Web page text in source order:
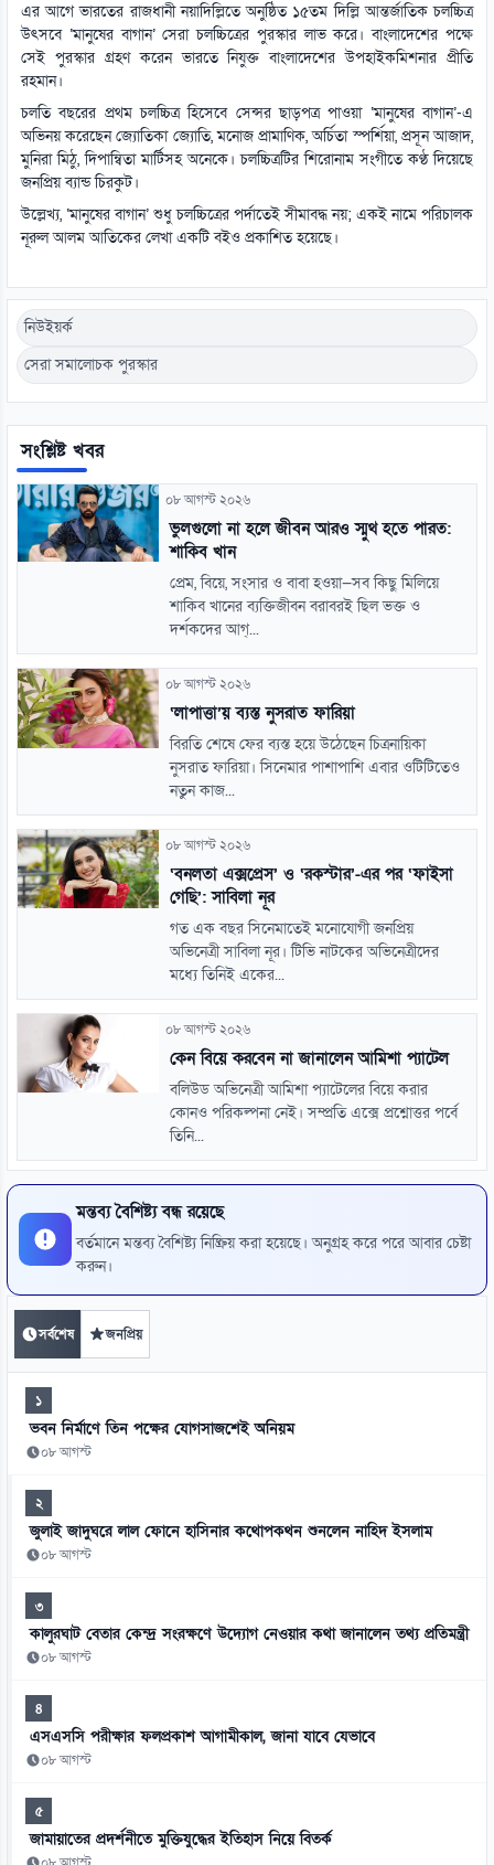
এর আগে ভারতের রাজধানী নয়াদিল্লিতে অনুষ্ঠিত ১৫তম দিল্লি আন্তর্জাতিক চলচ্চিত্র
উৎসবে ‘মানুষের বাগান’ সেরা চলচ্চিত্রের পুরস্কার লাভ করে। বাংলাদেশের পক্ষে
সেই পুরস্কার গ্রহণ করেন ভারতে নিযুক্ত বাংলাদেশের উপহাইকমিশনার প্রীতি
রহমান।
চলতি বছরের প্রথম চলচ্চিত্র হিসেবে সেন্সর ছাড়পত্র পাওয়া ‘মানুষের বাগান’-এ
অভিনয় করেছেন জ্যোতিকা জ্যোতি, মনোজ প্রামাণিক, অর্চিতা স্পর্শিয়া, প্রসূন আজাদ,
মুনিরা মিঠু, দিপান্বিতা মার্টিসহ অনেকে। চলচ্চিত্রটির শিরোনাম সংগীতে কণ্ঠ দিয়েছে
জনপ্রিয় ব্যান্ড চিরকুট।
উল্লেখ্য, ‘মানুষের বাগান’ শুধু চলচ্চিত্রের পর্দাতেই সীমাবদ্ধ নয়; একই নামে পরিচালক
নূরুল আলম আতিকের লেখা একটি বইও প্রকাশিত হয়েছে।
নিউইয়র্ক
সেরা সমালোচক পুরস্কার
সংশ্লিষ্ট খবর
০৮ আগস্ট ২০২৬
ভুলগুলো না হলে জীবন আরও স্মুথ হতে পারত:
শাকিব খান
প্রেম, বিয়ে, সংসার ও বাবা হওয়া—সব কিছু মিলিয়ে
শাকিব খানের ব্যক্তিজীবন বরাবরই ছিল ভক্ত ও
দর্শকদের আগ্...
০৮ আগস্ট ২০২৬
‘লাপাত্তা’য় ব্যস্ত নুসরাত ফারিয়া
বিরতি শেষে ফের ব্যস্ত হয়ে উঠেছেন চিত্রনায়িকা
নুসরাত ফারিয়া। সিনেমার পাশাপাশি এবার ওটিটিতেও
নতুন কাজ...
০৮ আগস্ট ২০২৬
‘বনলতা এক্সপ্রেস’ ও ‘রকস্টার’-এর পর ‘ফাইসা
গেছি’: সাবিলা নূর
গত এক বছর সিনেমাতেই মনোযোগী জনপ্রিয়
অভিনেত্রী সাবিলা নূর। টিভি নাটকের অভিনেত্রীদের
মধ্যে তিনিই একের...
০৮ আগস্ট ২০২৬
কেন বিয়ে করবেন না জানালেন আমিশা প্যাটেল
বলিউড অভিনেত্রী আমিশা প্যাটেলের বিয়ে করার
কোনও পরিকল্পনা নেই। সম্প্রতি এক্সে প্রশ্নোত্তর পর্বে
তিনি...
মন্তব্য বৈশিষ্ট্য বন্ধ রয়েছে
বর্তমানে মন্তব্য বৈশিষ্ট্য নিষ্ক্রিয় করা হয়েছে। অনুগ্রহ করে পরে আবার চেষ্টা
করুন।
সর্বশেষ জনপ্রিয়
১
ভবন নির্মাণে তিন পক্ষের যোগসাজশেই অনিয়ম
০৮ আগস্ট
২
জুলাই জাদুঘরে লাল ফোনে হাসিনার কথোপকথন শুনলেন নাহিদ ইসলাম
০৮ আগস্ট
৩
কালুরঘাট বেতার কেন্দ্র সংরক্ষণে উদ্যোগ নেওয়ার কথা জানালেন তথ্য প্রতিমন্ত্রী
০৮ আগস্ট
৪
এসএসসি পরীক্ষার ফলপ্রকাশ আগামীকাল, জানা যাবে যেভাবে
০৮ আগস্ট
৫
জামায়াতের প্রদর্শনীতে মুক্তিযুদ্ধের ইতিহাস নিয়ে বিতর্ক